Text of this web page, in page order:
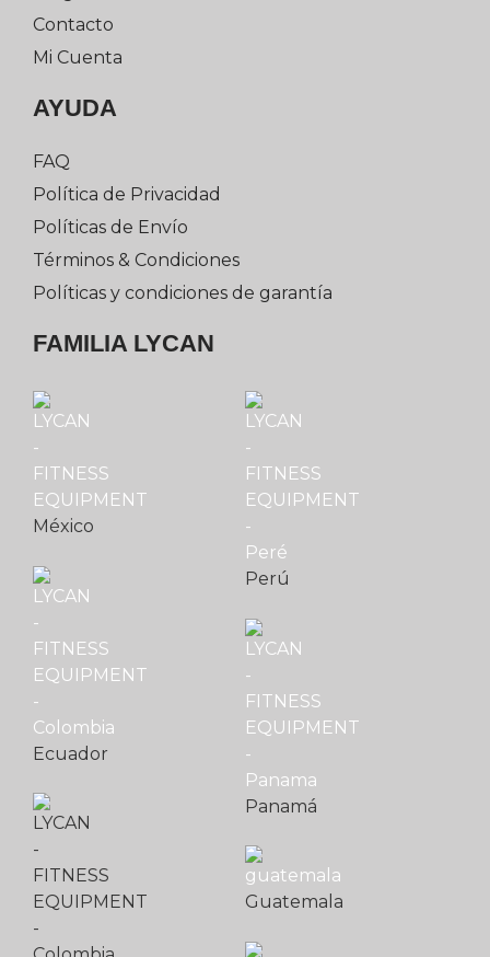
Contacto
Mi Cuenta
AYUDA
FAQ
Política de Privacidad
Políticas de Envío
Términos & Condiciones
Políticas y condiciones de garantía
FAMILIA LYCAN
México
Ecuador
Perú
Panamá
Guatemala